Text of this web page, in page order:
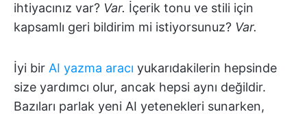
ihtiyacınız var? Var. İçerik tonu ve stili için
kapsamlı geri bildirim mi istiyorsunuz? Var.
İyi bir AI yazma aracı yukarıdakilerin hepsinde
size yardımcı olur, ancak hepsi aynı değildir.
Bazıları parlak yeni AI yetenekleri sunarken,